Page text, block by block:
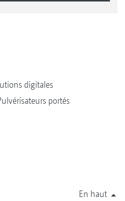
digitales
portés
En haut